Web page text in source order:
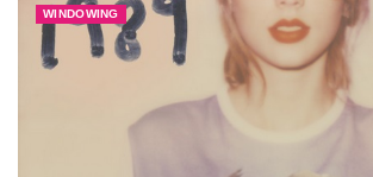
WINDOWING